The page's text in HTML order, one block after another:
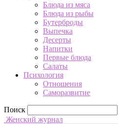
Блюда из мяса
Блюда из рыбы
Бутерброды
Выпечка
Десерты
Напитки
Первые блюда
Салаты
Психология
Отношения
Саморазвитие
Поиск
Женский журнал